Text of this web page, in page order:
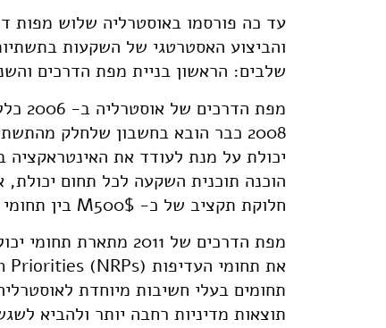
והביצוע האסטרטגי של השקעות
שלבים: הראשון בניית מפת הדרכים
2008 כבר הובא בחשבון שלחלק
יכולת על מנת לעודד את
הוכנה תוכנית השקעה לכל תחום
חלוקת תקציב של כ- M500$ בין תחומי היכולת השונים למשך שבע שנים 2011-2006.
מפת הדרכים של 2011
תחומים בעלי חשיבות מיוחדת
תוצאות מדיניות רחבה יותר ולהביא